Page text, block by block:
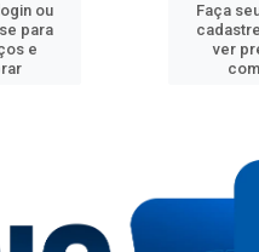
ou
para
e
Faça
ver